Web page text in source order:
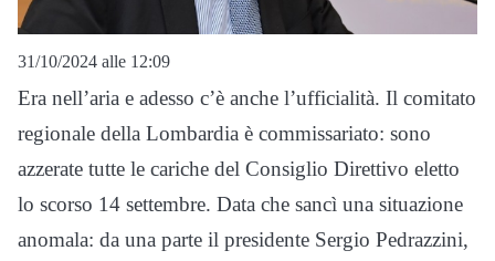
31/10/2024 alle 12:09
Era nell’aria e adesso c’è anche l’ufficialità. Il comitato
regionale della Lombardia è commissariato: sono
azzerate tutte le cariche del Consiglio Direttivo eletto
lo scorso 14 settembre. Data che sancì una situazione
anomala: da una parte il presidente Sergio Pedrazzini,